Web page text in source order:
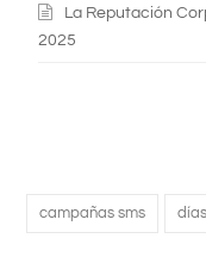
La Reputación
2025
campañas sms